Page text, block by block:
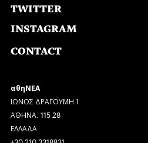
TWITTER
INSTAGRAM
CONTACT
αθηΝΕΑ
ΙΩΝΟΣ ΔΡΑΓΟΥΜΗ 1
ΑΘΗΝΑ, 115 28
ΕΛΛΑΔΑ